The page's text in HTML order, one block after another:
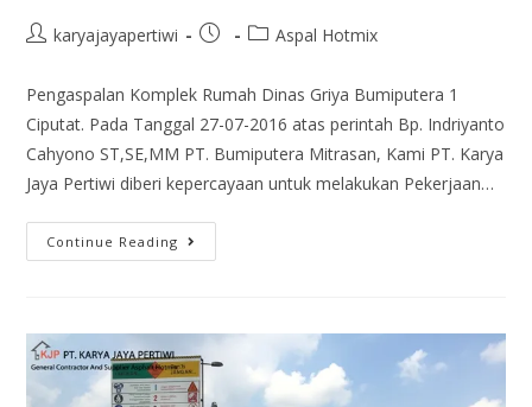
karyajayapertiwi Aspal Hotmix
Pengaspalan Komplek Rumah Dinas Griya Bumiputera 1
Ciputat. Pada Tanggal 27-07-2016 atas perintah Bp. Indriyanto
Cahyono ST,SE,MM PT. Bumiputera Mitrasan, Kami PT. Karya
Jaya Pertiwi diberi kepercayaan untuk melakukan Pekerjaan…
Continue Reading